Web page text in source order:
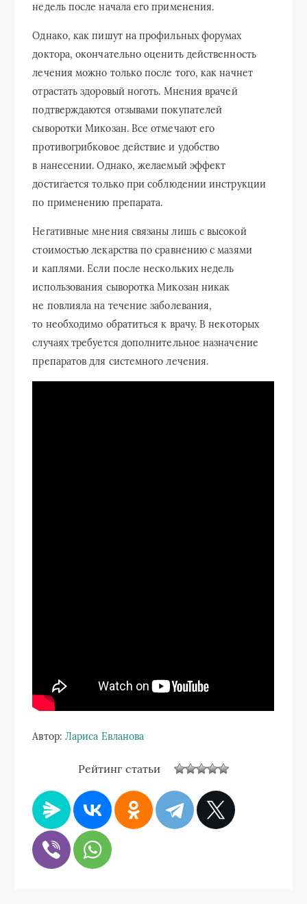
недель после начала его применения.
Однако, как пишут на профильных форумах
доктора, окончательно оценить действенность
лечения можно только после того, как начнет
отрастать здоровый ноготь. Мнения врачей
подтверждаются отзывами покупателей
сыворотки Микозан. Все отмечают его
противогрибковое действие и удобство
в нанесении. Однако, желаемый эффект
достигается только при соблюдении инструкции
по применению препарата.
Негативные мнения связаны лишь с высокой
стоимостью лекарства по сравнению с мазями
и каплями. Если после нескольких недель
использования сыворотка Микозан никак
не повлияла на течение заболевания,
то необходимо обратиться к врачу. В некоторых
случаях требуется дополнительное назначение
препаратов для системного лечения.
Автор: Лариса Евланова
Рейтинг статьи